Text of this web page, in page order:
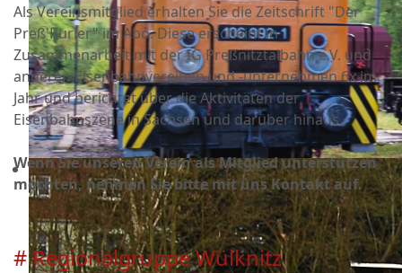
Als Vereinsmitglied erhalten Sie die Zeitschrift "Der
Preß'Kurier" im Abo. Diese erscheint in
Zusammenarbeit mit der IG Preßnitztalbahn e.V. und
anderen Eisenbahnvereinen und -unternehmen 6x im
Jahr und berichtet über die Aktivitäten der
Eisenbahnszene in Sachsen und darüber hinaus.
Wenn Sie unseren Verein als Mitglied unterstützen
möchten, nehmen Sie bitte mit uns Kontakt auf.
# Regionalgruppe Wülknitz